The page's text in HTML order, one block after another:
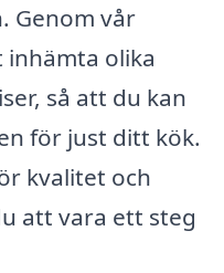
Genom vår
olika
så att du kan
för just ditt kök.
kvalitet och
att vara ett steg